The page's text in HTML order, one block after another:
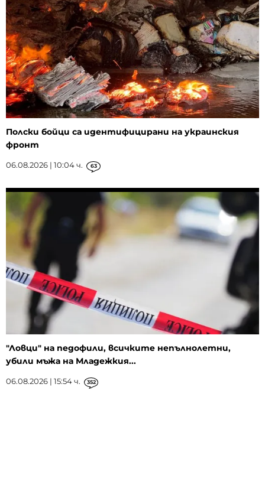
Полски бойци са идентифицирани на украинския
фронт
06.08.2026 | 10:04 ч. 63
"Ловци" на педофили, всичките непълнолетни,
убили мъжа на Младежкия...
06.08.2026 | 15:54 ч. 352